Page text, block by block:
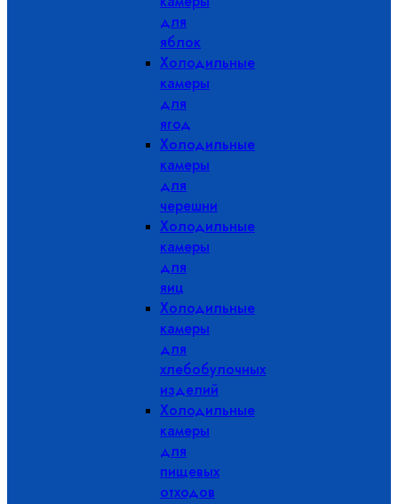
для
яблок
Холодильные
камеры
для
ягод
Холодильные
камеры
для
черешни
Холодильные
камеры
для
яиц
Холодильные
камеры
для
хлебобулочных
изделий
Холодильные
камеры
для
пищевых
отходов